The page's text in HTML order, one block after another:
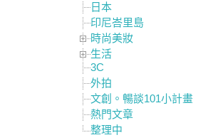
日本
印尼峇里島
時尚美妝
生活
3C
外拍
文創。暢談101小計畫
熱門文章
整理中